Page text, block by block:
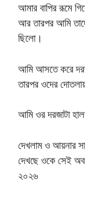
আমার বাপির রূমে
আর তারপর আমি
ছিলো।
আমি আসতে করে
তারপর ওদের
আমি ওর দরজাটা
দেখলাম ও আয়নার
দেখছে ওকে সেই
২০২৬